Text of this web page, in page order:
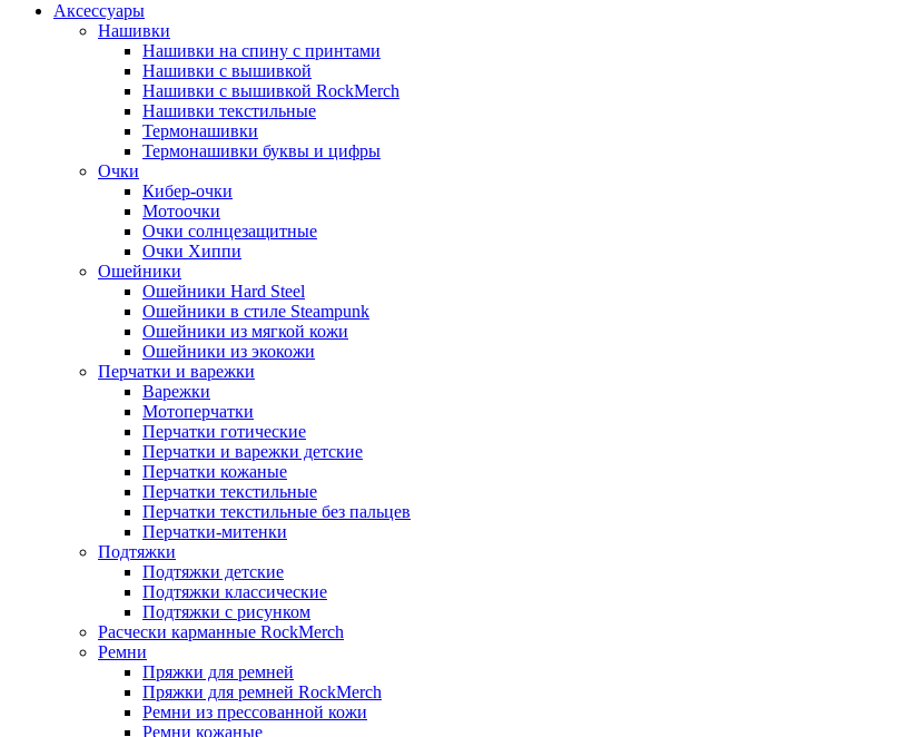
Аксессуары
Нашивки
Нашивки на спину с принтами
Нашивки с вышивкой
Нашивки с вышивкой RockMerch
Нашивки текстильные
Термонашивки
Термонашивки буквы и цифры
Очки
Кибер-очки
Мотоочки
Очки солнцезащитные
Очки Хиппи
Ошейники
Ошейники Hard Steel
Ошейники в стиле Steampunk
Ошейники из мягкой кожи
Ошейники из экокожи
Перчатки и варежки
Варежки
Мотоперчатки
Перчатки готические
Перчатки и варежки детские
Перчатки кожаные
Перчатки текстильные
Перчатки текстильные без пальцев
Перчатки-митенки
Подтяжки
Подтяжки детские
Подтяжки классические
Подтяжки с рисунком
Расчески карманные RockMerch
Ремни
Пряжки для ремней
Пряжки для ремней RockMerch
Ремни из прессованной кожи
Ремни кожаные